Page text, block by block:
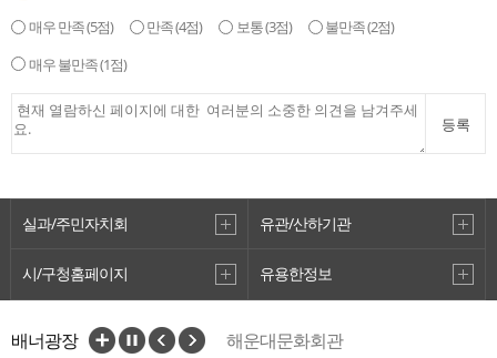
매우 만족(5점) 만족(4점) 보통(3점) 불만족(2점)
매우 불만족(1점)
등록
실과/주민자치회 유관/산하기관
시/구청홈페이지 유용한정보
배너광장
해운대문화회관